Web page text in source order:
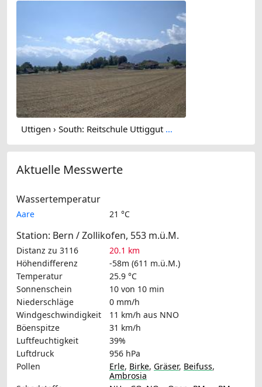
Uttigen › South: Reitschule Uttiggut GmbH
Aktuelle Messwerte
Wassertemperatur
Aare 21 °C
Station: Bern / Zollikofen, 553 m.ü.M.
Distanz zu 3116
20.1 km
Höhendifferenz
-58m (611 m.ü.M.)
Temperatur
25.9 °C
Sonnenschein
10 von 10 min
Niederschläge
0 mm/h
Windgeschwindigkeit
11 km/h aus NNO
Böenspitze
31 km/h
Luftfeuchtigkeit
39%
Luftdruck
956 hPa
Pollen
Erle, Birke, Gräser, Beifuss,
Ambrosia